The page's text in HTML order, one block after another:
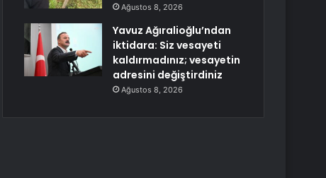
Ağustos 8, 2026
Yavuz Ağıralioğlu’ndan
iktidara: Siz vesayeti
kaldırmadınız; vesayetin
adresini değiştirdiniz
Ağustos 8, 2026